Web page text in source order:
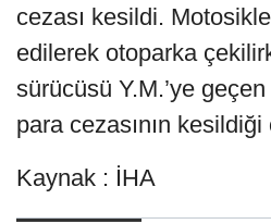
cezası kesildi.
edilerek otoparka
sürücüsü Y.M.’ye
para cezasının
Kaynak : İHA